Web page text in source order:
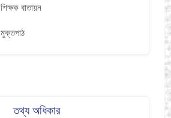
শিক্ষক বাতায়ন
মুক্তপাঠ
তথ্য অধিকার